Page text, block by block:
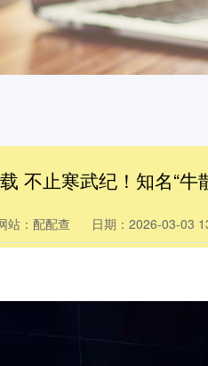
不止寒武纪！知名“牛
站：配配查 日期：2026-03-03